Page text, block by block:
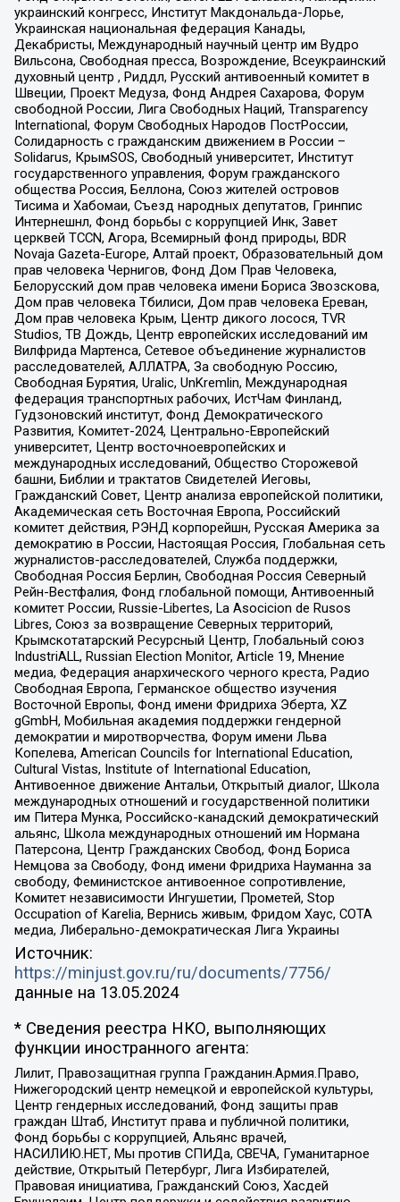
украинский конгресс, Институт Макдональда-Лорье,
Украинская национальная федерация Канады,
Декабристы, Международный научный центр им Вудро
Вильсона, Свободная пресса, Возрождение, Всеукраинский
духовный центр , Риддл, Русский антивоенный комитет в
Швеции, Проект Медуза, Фонд Андрея Сахарова, Форум
свободной России, Лига Свободных Наций, Transparеncy
International, Форум Свободных Народов ПостРоссии,
Солидарность с гражданским движением в России –
Solidarus, КрымSOS, Свободный университет, Институт
государственного управления, Форум гражданского
общества Россия, Беллона, Союз жителей островов
Тисима и Хабомаи, Съезд народных депутатов, Гринпис
Интернешнл, Фонд борьбы с коррупцией Инк, Завет
церквей TCCN, Агора, Всемирный фонд природы, BDR
Novaja Gazeta-Europe, Алтай проект, Образовательный дом
прав человека Чернигов, Фонд Дом Прав Человека,
Белорусский дом прав человека имени Бориса Звозскова,
Дом прав человека Тбилиси, Дом прав человека Ереван,
Дом прав человека Крым, Центр дикого лосося, TVR
Studios, ТВ Дождь, Центр европейских исследований им
Вилфрида Мартенса, Сетевое объединение журналистов
расследователей, АЛЛАТРА, За свободную Россию,
Свободная Бурятия, Uralic, UnKremlin, Международная
федерация транспортных рабочих, ИстЧам Финланд,
Гудзоновский институт, Фонд Демократического
Развития, Комитет-2024, Центрально-Европейский
университет, Центр восточноевропейских и
международных исследований, Общество Сторожевой
башни, Библии и трактатов Свидетелей Иеговы,
Гражданский Совет, Центр анализа европейской политики,
Академическая сеть Восточная Европа, Российский
комитет действия, РЭНД корпорейшн, Русская Америка за
демократию в России, Настоящая Россия, Глобальная сеть
журналистов-расследователей, Служба поддержки,
Свободная Россия Берлин, Свободная Россия Северный
Рейн-Вестфалия, Фонд глобальной помощи, Антивоенный
комитет России, Russie-Libertes, La Asocicion de Rusos
Libres, Союз за возвращение Северных территорий,
Крымскотатарский Ресурсный Центр, Глобальный союз
IndustriALL, Russian Election Monitor, Article 19, Мнение
медиа, Федерация анархического черного креста, Радио
Свободная Европа, Германское общество изучения
Восточной Европы, Фонд имени Фридриха Эберта, XZ
gGmbH, Мобильная академия поддержки гендерной
демократии и миротворчества, Форум имени Льва
Копелева, American Councils for International Education,
Cultural Vistas, Institute of International Education,
Антивоенное движение Антальи, Открытый диалог, Школа
международных отношений и государственной политики
им Питера Мунка, Российско-канадский демократический
альянс, Школа международных отношений им Нормана
Патерсона, Центр Гражданских Свобод, Фонд Бориса
Немцова за Свободу, Фонд имени Фридриха Науманна за
свободу, Феминистское антивоенное сопротивление,
Комитет независимости Ингушетии, Прометей, Stop
Occupation of Karelia, Вернись живым, Фридом Хаус, СОТА
медиа, Либерально-демократическая Лига Украины
Источник:
https://minjust.gov.ru/ru/documents/7756/
данные на 13.05.2024
* Сведения реестра НКО, выполняющих
функции иностранного агента:
Лилит, Правозащитная группа Гражданин.Армия.Право,
Нижегородский центр немецкой и европейской культуры,
Центр гендерных исследований, Фонд защиты прав
граждан Штаб, Институт права и публичной политики,
Фонд борьбы с коррупцией, Альянс врачей,
НАСИЛИЮ.НЕТ, Мы против СПИДа, СВЕЧА, Гуманитарное
действие, Открытый Петербург, Лига Избирателей,
Правовая инициатива, Гражданский Союз, Хасдей